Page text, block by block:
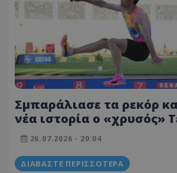
Σμπαράλιασε τα ρεκόρ
νέα ιστορία ο «χρυσός»
26.07.2026 - 20:04
ΔΙΑΒΆΣΤΕ ΠΕΡΙΣΣΌΤΕΡΑ